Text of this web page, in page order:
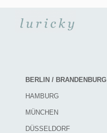
BERLIN / BRANDENBURG
HAMBURG
MÜNCHEN
DÜSSELDORF